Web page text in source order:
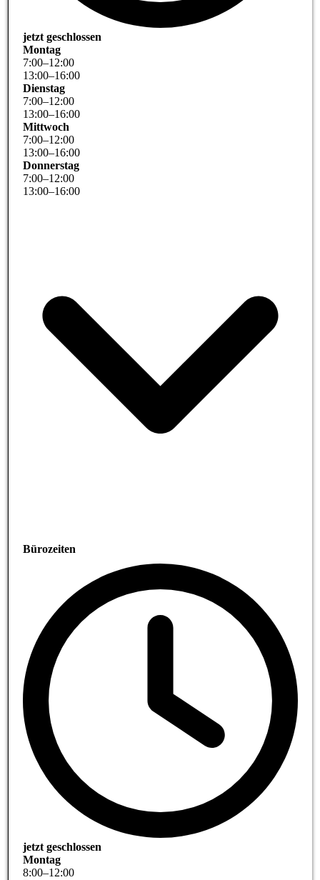
jetzt geschlossen
Montag
7:00–12:00
13:00–16:00
Dienstag
7:00–12:00
13:00–16:00
Mittwoch
7:00–12:00
13:00–16:00
Donnerstag
7:00–12:00
13:00–16:00
Bürozeiten
jetzt geschlossen
Montag
8:00–12:00